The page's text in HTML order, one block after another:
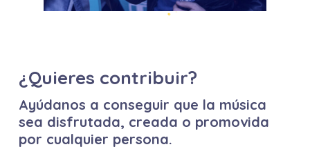
¿Quieres contribuir?
Ayúdanos a conseguir que la música
sea disfrutada, creada o promovida
por cualquier persona.